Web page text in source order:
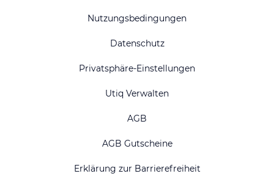
Nutzungsbedingungen
Datenschutz
Privatsphäre-Einstellungen
Utiq Verwalten
AGB
AGB Gutscheine
Erklärung zur Barrierefreiheit